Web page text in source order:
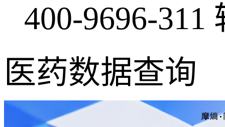
400-9696-311
医药数据查询